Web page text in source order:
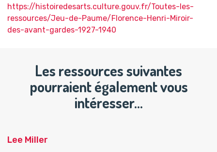
https://histoiredesarts.culture.gouv.fr/Toutes-les-
ressources/Jeu-de-Paume/Florence-Henri-Miroir-
des-avant-gardes-1927-1940
Les ressources suivantes
pourraient également vous
intéresser…
Lee Miller